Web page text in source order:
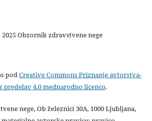
Obzornik zdravstvene nege
podCreative Commons Priznanje avtorstva-
predelav 4.0 mednarodno licenco.
nege, Ob železnici 30A, 1000 Ljubljana,